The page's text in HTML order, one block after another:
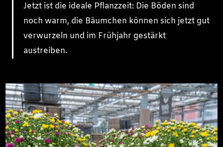
Jetzt ist die ideale Pflanzzeit: Die Böden sind
noch warm, die Bäumchen können sich jetzt gut
verwurzeln und im Frühjahr gestärkt
austreiben.